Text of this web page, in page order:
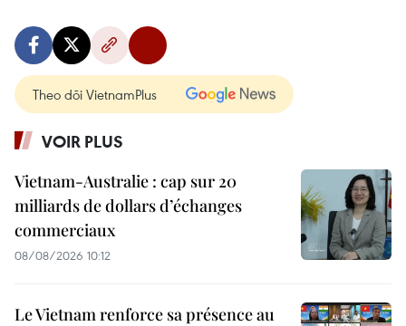
Theo dõi VietnamPlus
VOIR PLUS
Vietnam-Australie : cap sur 20
milliards de dollars d’échanges
commerciaux
08/08/2026 10:12
Le Vietnam renforce sa présence au